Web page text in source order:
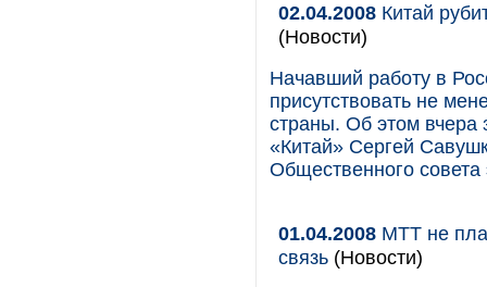
02.04.2008 Китай
(Новости)
Начавший работу в
присутствовать не
страны. Об этом
«Китай» Сергей
Общественного совета
01.04.2008 МТТ не
связь (Новости)